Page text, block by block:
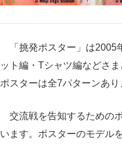
「挑発ポスター」は2005
ット編・Tシャツ編などさ
ポスターは全7パターンあり
交流戦を告知するための
います。ポスターのモデル